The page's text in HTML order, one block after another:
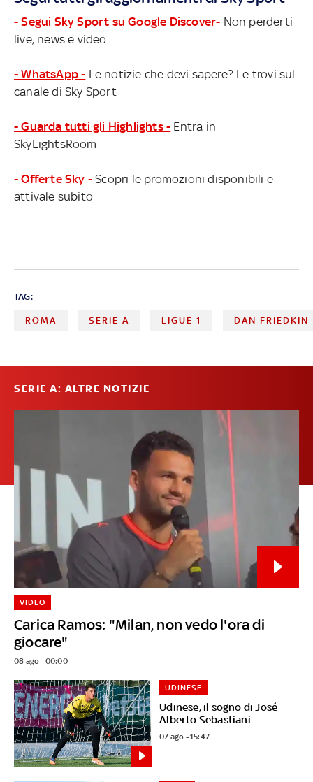
- Segui Sky Sport su Google Discover- Non perderti
live, news e video
- WhatsApp - Le notizie che devi sapere? Le trovi sul
canale di Sky Sport
- Guarda tutti gli Highlights - Entra in
SkyLightsRoom
- Offerte Sky - Scopri le promozioni disponibili e
attivale subito
TAG:
ROMA SERIE A LIGUE 1 DAN FRIEDKIN
SERIE A: ALTRE NOTIZIE
Carica Ramos: "Milan, non vedo l'ora di
giocare"
VIDEO
08 ago - 00:00
Udinese, il sogno di José
Alberto Sebastiani
UDINESE
07 ago - 15:47